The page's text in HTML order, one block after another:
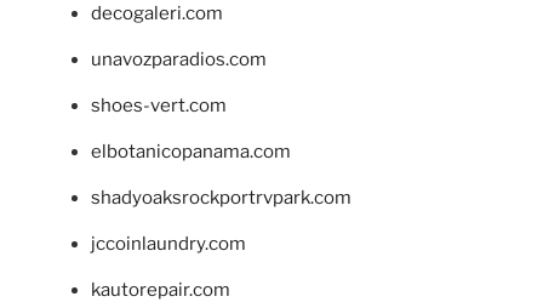
decogaleri.com
unavozparadios.com
shoes-vert.com
elbotanicopanama.com
shadyoaksrockportrvpark.com
jccoinlaundry.com
kautorepair.com